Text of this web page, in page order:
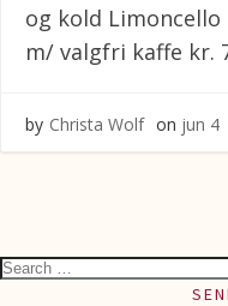
og kold
m/ valgfri kaffe kr.
by Christa Wolf on jun 4
Search